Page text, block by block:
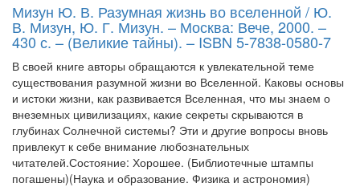
Мизун Ю. В. Разумная жизнь во вселенной / Ю.
В. Мизун, Ю. Г. Мизун. – Москва: Вече, 2000. –
430 с. – (Великие тайны). – ISBN 5-7838-0580-7
В своей книге авторы обращаются к увлекательной теме
существования разумной жизни во Вселенной. Каковы основы
и истоки жизни, как развивается Вселенная, что мы знаем о
внеземных цивилизациях, какие секреты скрываются в
глубинах Солнечной системы? Эти и другие вопросы вновь
привлекут к себе внимание любознательных
читателей.Состояние: Хорошее. (Библиотечные штампы
погашены)(Наука и образование. Физика и астрономия)